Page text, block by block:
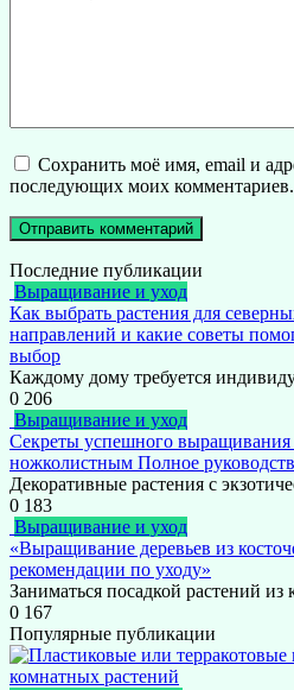
Сохранить моё имя, email и
последующих моих комментариев.
Последние публикации
Выращивание и уход
Как выбрать растения для
направлений и какие советы
выбор
Каждому дому требуется
0 206
Выращивание и уход
Секреты успешного
ножколистным Полное
Декоративные растения с
0 183
Выращивание и уход
«Выращивание деревьев из
рекомендации по уходу»
Заниматься посадкой растений из
0 167
Популярные публикации